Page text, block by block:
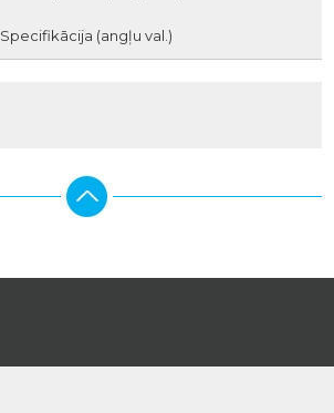
Specifikācija (angļu val.)